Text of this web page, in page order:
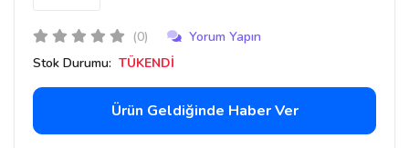
(0)
Yorum Yapın
Stok Durumu: TÜKENDİ
Ürün Geldiğinde Haber Ver